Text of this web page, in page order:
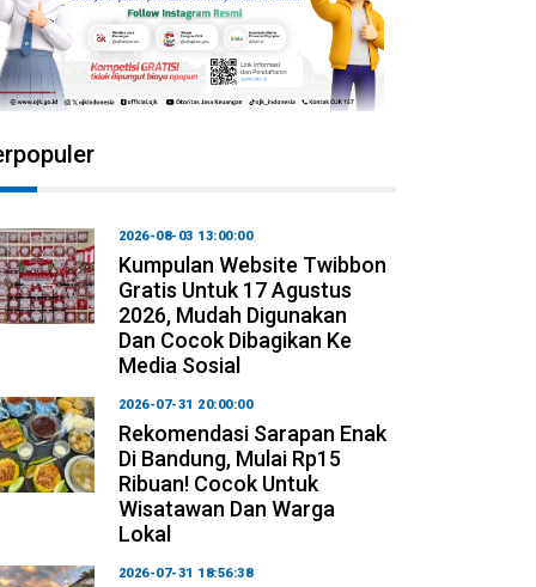
2026-08-03 13:00:00
Kumpulan Website Twibbon
Gratis Untuk 17 Agustus
2026, Mudah Digunakan
Dan Cocok Dibagikan Ke
Media Sosial
2026-07-31 20:00:00
Rekomendasi Sarapan Enak
Di Bandung, Mulai Rp15
Ribuan! Cocok Untuk
Wisatawan Dan Warga
Lokal
2026-07-31 18:56:38